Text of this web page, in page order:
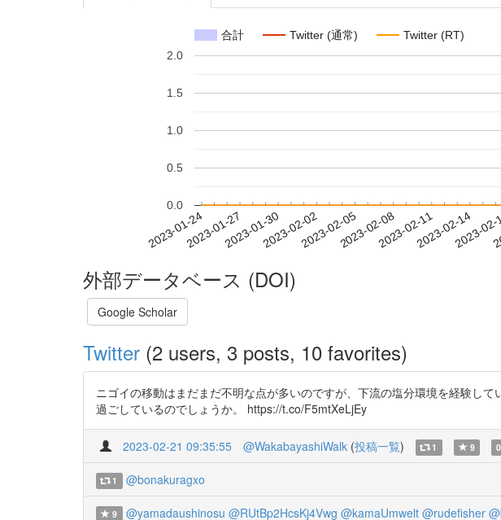
合計 Twitter (通常) Twitter (RT)
2023-01-242023-01-272023-01-302023-02-022023-02-052023-02-082023-02-112023-02-14
2023-
0.0
0.5
1.0
1.5
2.0
外部データベース (DOI)
Google Scholar
Twitter (2 users, 3 posts, 10 favorites)
ニゴイの移動はまだまだ不明な点が多いのですが、下流の塩分環境を経験し
過ごしているのでしょうか。 https://t.co/F5mtXeLjEy
2023-02-21 09:35:55 @WakabayashiWalk (投稿一覧) 1 9
1 @bonakuragxo
9 @yamadaushinosu @RUtBp2HcsKj4Vwg @kamaUmwelt @rudefisher